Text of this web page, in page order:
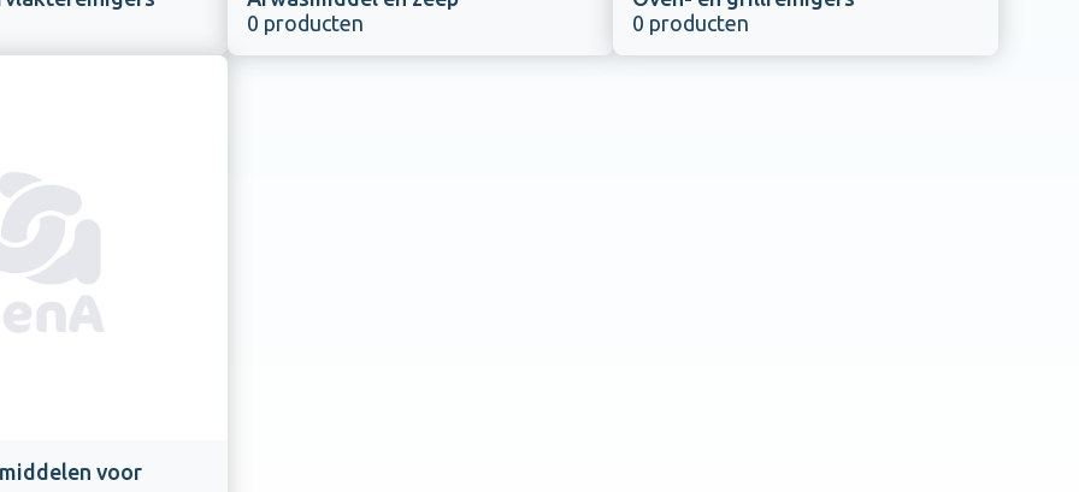
0 producten
0 producten
voor